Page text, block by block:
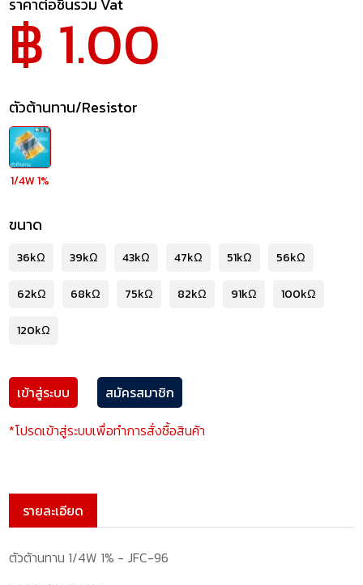
฿ 1.00
ตัวต้านทาน/Resistor
1/4W 1%
ขนาด
36kΩ 39kΩ 43kΩ 47kΩ 51kΩ 56kΩ
62kΩ 68kΩ 75kΩ 82kΩ 91kΩ 100kΩ
120kΩ
เข้าสู่ระบบ
สมัครสมาชิก
*โปรดเข้าสู่ระบบเพื่อทำการสั่งซื้อสินค้า
รายละเอียด
ตัวต้านทาน 1/4W 1% - JFC-96